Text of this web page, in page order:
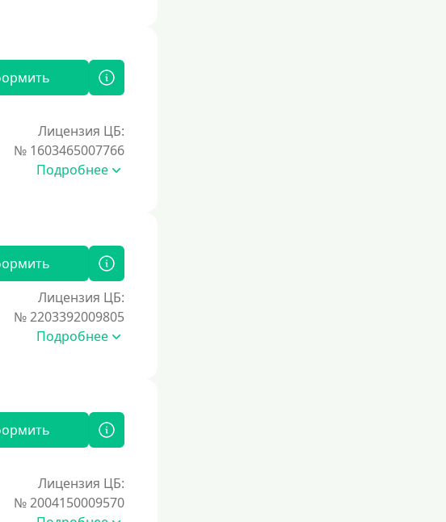
Лицензия ЦБ:
№ 1603465007766
Подробнее
Лицензия ЦБ:
№ 2203392009805
Подробнее
Лицензия ЦБ:
№ 2004150009570